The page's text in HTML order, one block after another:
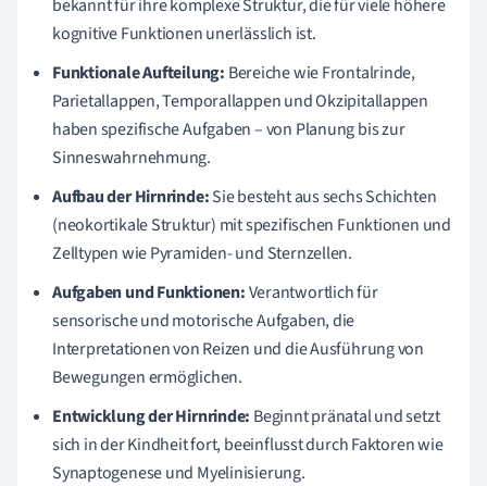
bekannt für ihre komplexe Struktur, die für viele höhere
kognitive Funktionen unerlässlich ist.
Funktionale Aufteilung: Bereiche wie Frontalrinde,
Parietallappen, Temporallappen und Okzipitallappen
haben spezifische Aufgaben – von Planung bis zur
Sinneswahrnehmung.
Aufbau der Hirnrinde:Sie besteht aus sechs Schichten
(neokortikale Struktur) mit spezifischen Funktionen und
Zelltypen wie Pyramiden- und Sternzellen.
Aufgaben und Funktionen:Verantwortlich für
sensorische und motorische Aufgaben, die
Interpretationen von Reizen und die Ausführung von
Bewegungen ermöglichen.
Entwicklung der Hirnrinde: Beginnt pränatal und setzt
sich in der Kindheit fort, beeinflusst durch Faktoren wie
Synaptogenese und Myelinisierung.